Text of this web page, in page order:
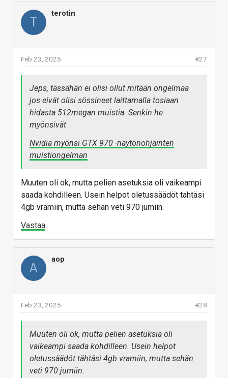
hyväksymiseen.
Lisätietoja löydät
HYVÄKSY KOLMANNEN OSAPUOLEN EVÄSTEET
puutteellinen ja meni viallista piiriä läpi
tarkastuksista. Liekö sitten rop-konfiguraatiossa
jokin muuttunut ja unohtunut testi päivittää.
Vastaa
T
terotin
#27
Feb 23, 2025
Jeps, tässähän ei olisi ollut mitään ongelmaa
jos eivät olisi sössineet laittamalla tosiaan
hidasta 512megan muistia. Senkin he
myönsivät
Nvidia myönsi GTX 970 -näytönohjainten
muistiongelman
Muuten oli ok, mutta pelien asetuksia oli vaikeampi
saada kohdilleen. Usein helpot oletussäädöt tähtäsi
4gb vramiin, mutta sehän veti 970 jumiin.
Vastaa
A
aop
#28
Feb 23, 2025
Muuten oli ok, mutta pelien asetuksia oli
vaikeampi saada kohdilleen. Usein helpot
oletussäädöt tähtäsi 4gb vramiin, mutta sehän
veti 970 jumiin.